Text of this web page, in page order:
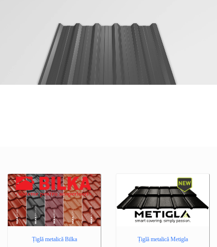
Țiglă metalică Bilka Țiglă metalică Metigla